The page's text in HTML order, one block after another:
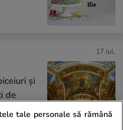
17 iul.
și
de
tale personale să rămână